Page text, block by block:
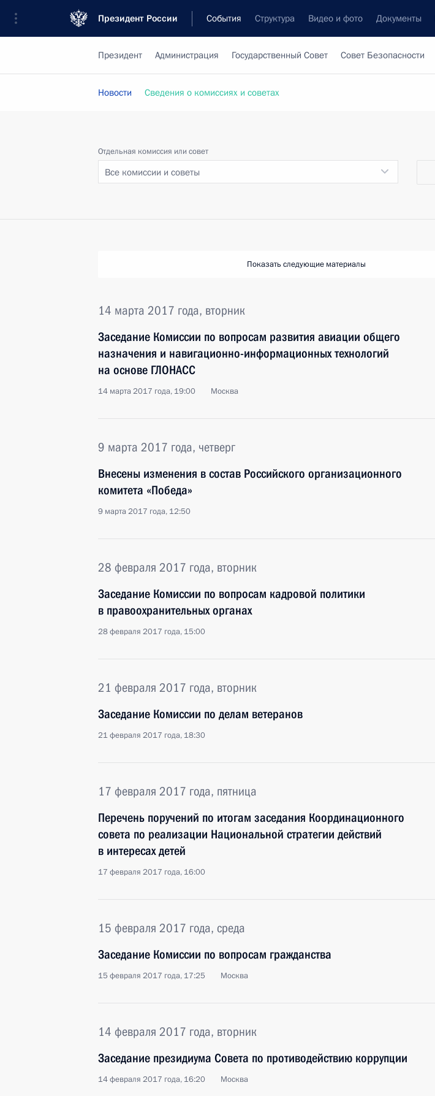
Президент России События Структура Видео и фото Документы
Президент Администрация Государственный Совет Совет Безопасности
Новости Сведения о комиссиях и советах
Отдельная комиссия или совет
Все комиссии и советы
Показать следующие материалы
14 марта 2017 года, вторник
Заседание Комиссии по вопросам развития авиации общего
назначения и навигационно-информационных технологий
на основе ГЛОНАСС
14 марта 2017 года, 19:00 Москва
9 марта 2017 года, четверг
Внесены изменения в состав Российского организационного
комитета «Победа»
9 марта 2017 года, 12:50
28 февраля 2017 года, вторник
Заседание Комиссии по вопросам кадровой политики
в правоохранительных органах
28 февраля 2017 года, 15:00
21 февраля 2017 года, вторник
Заседание Комиссии по делам ветеранов
21 февраля 2017 года, 18:30
17 февраля 2017 года, пятница
Перечень поручений по итогам заседания Координационного
совета по реализации Национальной стратегии действий
в интересах детей
17 февраля 2017 года, 16:00
15 февраля 2017 года, среда
Заседание Комиссии по вопросам гражданства
15 февраля 2017 года, 17:25 Москва
14 февраля 2017 года, вторник
Заседание президиума Совета по противодействию коррупции
14 февраля 2017 года, 16:20 Москва